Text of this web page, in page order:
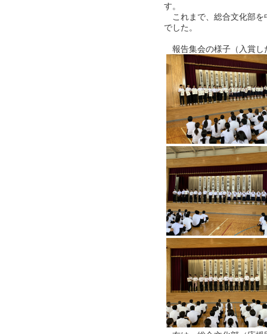
す。
これまで、総合文化部を
でした。
報告集会の様子（入賞し